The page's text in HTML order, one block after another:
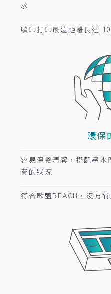
求
噴印打印最遠距離長達
環保
容易保養清潔，搭配墨水
費的狀況
符合歐盟REACH，沒有